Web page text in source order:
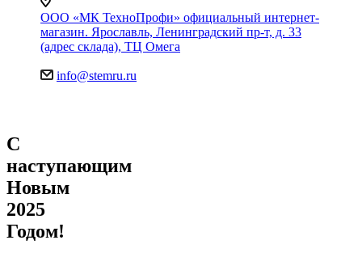
ООО «МК ТехноПрофи» официальный интернет-
магазин. Ярославль, Ленинградский пр-т, д. 33
(адрес склада), ТЦ Омега
info@stemru.ru
С
наступающим
Новым
2025
Годом!